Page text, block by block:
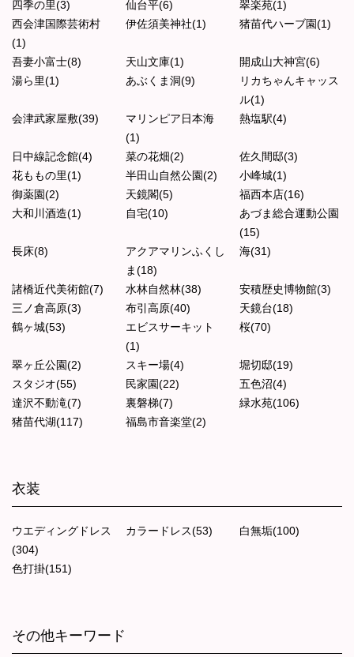
四季の里(3)
仙台平(6)
翠楽苑(1)
西会津国際芸術村
(1)
伊佐須美神社(1) 猪苗代ハーブ園(1)
吾妻小富士(8) 天山文庫(1)
開成山大神宮(6)
湯ら里(1)
あぶくま洞(9)
リカちゃんキャッス
ル(1)
会津武家屋敷(39)
マリンピア日本海
(1)
熱塩駅(4)
日中線記念館(4) 菜の花畑(2)
佐久間邸(3)
花ももの里(1)
半田山自然公園(2)
小峰城(1)
御薬園(2)
天鏡閣(5)
福西本店(16)
大和川酒造(1)
自宅(10)
あづま総合運動公園
(15)
長床(8)
アクアマリンふくし
ま(18)
海(31)
諸橋近代美術館(7) 水林自然林(38)
安積歴史博物館(3)
三ノ倉高原(3)
布引高原(40)
天鏡台(18)
鶴ヶ城(53)
エビスサーキット
(1)
桜(70)
翠ヶ丘公園(2) スキー場(4)
堀切邸(19)
スタジオ(55)
民家園(22)
五色沼(4)
達沢不動滝(7)
裏磐梯(7)
緑水苑(106)
猪苗代湖(117)
福島市音楽堂(2)
衣装
ウエディングドレス
(304)
カラードレス(53) 白無垢(100)
色打掛(151)
その他キーワード